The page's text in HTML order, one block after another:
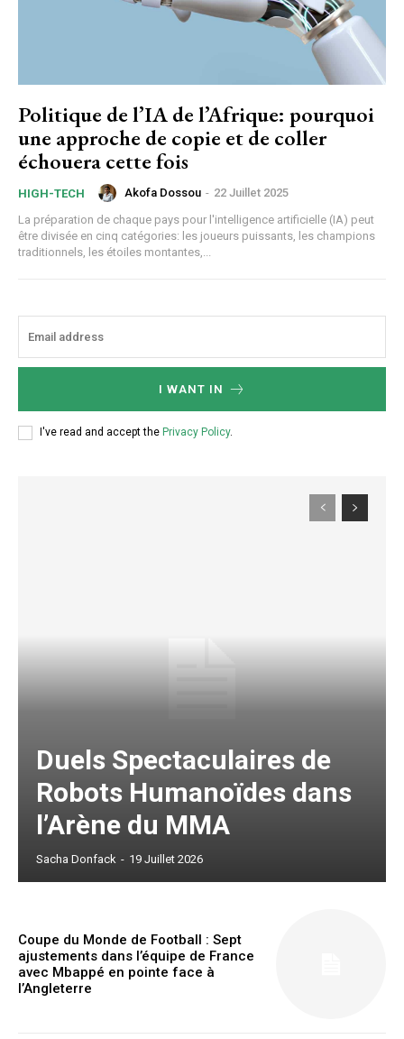
Ut mollis pellentesque tortor
Nullam eu erat condimentum
Donec quis est ac felis
Orci varius natoque dolor
Member full access
Politique de l’IA de l’Afrique: pourquoi
une approche de copie et de coller
échouera cette fois
HIGH-TECH Akofa Dossou - 22 Juillet 2025
La préparation de chaque pays pour l'intelligence artificielle (IA) peut
être divisée en cinq catégories: les joueurs puissants, les champions
traditionnels, les étoiles montantes,...
I WANT IN
I've read and accept the Privacy Policy.
Duels Spectaculaires de
Robots Humanoïdes dans
l’Arène du MMA
Sacha Donfack - 19 Juillet 2026
Coupe du Monde de Football : Sept
ajustements dans l’équipe de France
avec Mbappé en pointe face à
l’Angleterre